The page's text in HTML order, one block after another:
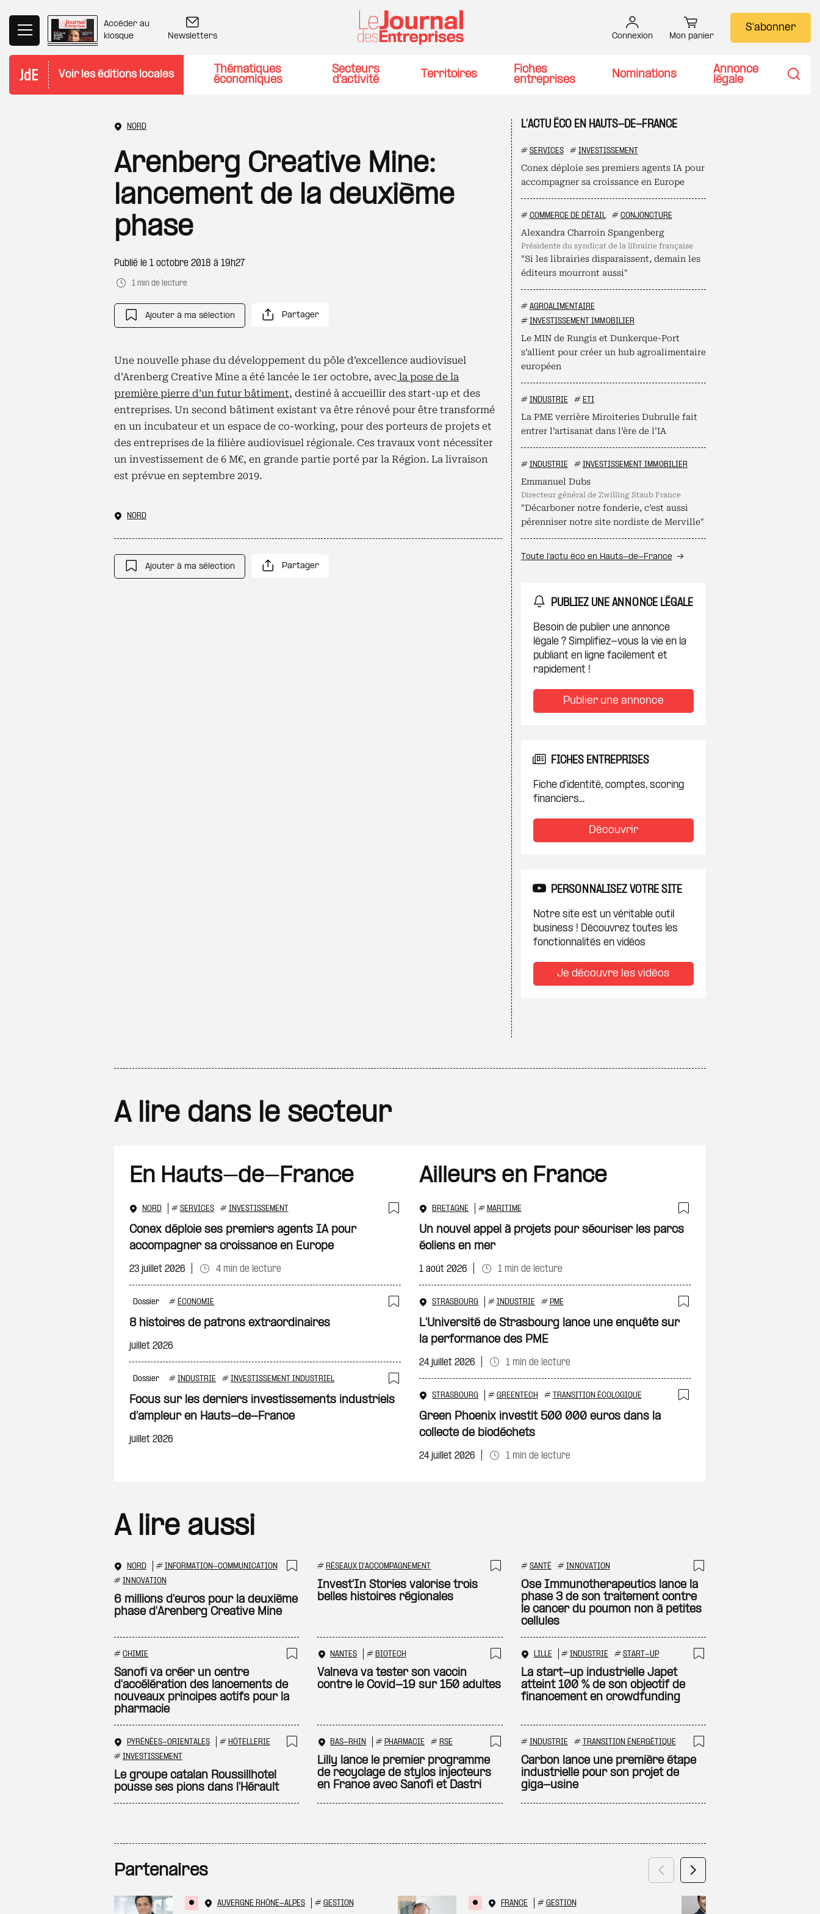
Accéder au
kiosque
Newsletters Connexion Mon panier
S'abonner
Voir les éditions locales
Thématiques
économiques
Secteurs
d'activité
Territoires
Fiches
entreprises
Nominations
Annonce
légale
NORD
Arenberg Creative Mine:
lancement de la deuxième
phase
Publié le 1 octobre 2018 à 19h27
1 min de lecture
Ajouter à ma sélection Partager
Une nouvelle phase du développement du pôle d’excellence audiovisuel
d’Arenberg Creative Mine a été lancée le 1er octobre, avec la pose de la
première pierre d’un futur bâtiment, destiné à accueillir des start-up et des
entreprises. Un second bâtiment existant va être rénové pour être transformé
en un incubateur et un espace de co-working, pour des porteurs de projets et
des entreprises de la filière audiovisuel régionale. Ces travaux vont nécessiter
un investissement de 6 M€, en grande partie porté par la Région. La livraison
est prévue en septembre 2019.
NORD
Ajouter à ma sélection Partager
L’ACTU ÉCO EN HAUTS-DE-FRANCE
# SERVICES # INVESTISSEMENT
Conex déploie ses premiers agents IA pour
accompagner sa croissance en Europe
# COMMERCE DE DÉTAIL # CONJONCTURE
Alexandra Charroin Spangenberg
présidente du syndicat de la librairie française
"Si les librairies disparaissent, demain les
éditeurs mourront aussi"
# AGROALIMENTAIRE
# INVESTISSEMENT IMMOBILIER
Le MIN de Rungis et Dunkerque-Port
s’allient pour créer un hub agroalimentaire
européen
# INDUSTRIE # ETI
La PME verrière Miroiteries Dubrulle fait
entrer l’artisanat dans l’ère de l’IA
# INDUSTRIE # INVESTISSEMENT IMMOBILIER
Emmanuel Dubs
directeur général de Zwilling Staub France
"Décarboner notre fonderie, c’est aussi
pérenniser notre site nordiste de Merville"
Toute l’actu éco en Hauts-de-France
PUBLIEZ UNE ANNONCE LÉGALE
Besoin de publier une annonce
légale ? Simplifiez-vous la vie en la
publiant en ligne facilement et
rapidement !
Publier une annonce
FICHES ENTREPRISES
Fiche d'identité, comptes, scoring
financiers...
Découvrir
PERSONNALISEZ VOTRE SITE
Notre site est un véritable outil
business ! Découvrez toutes les
fonctionnalités en vidéos
Je découvre les vidéos
A lire dans le secteur
En Hauts-de-France
NORD # SERVICES # INVESTISSEMENT
Ajouter à ma sélection
Conex déploie ses premiers agents IA pour
accompagner sa croissance en Europe
23 juillet 2026 4 min de lecture
Dossier # ÉCONOMIE
Ajouter à ma sélection
8 histoires de patrons extraordinaires
juillet 2026
Dossier # INDUSTRIE # INVESTISSEMENT INDUSTRIEL
Ajouter à ma sélection
Focus sur les derniers investissements industriels
d'ampleur en Hauts-de-France
juillet 2026
Ailleurs en France
BRETAGNE # MARITIME
Ajouter à ma
Un nouvel appel à projets pour sécuriser les parcs
éoliens en mer
1 août 2026 1 min de lecture
STRASBOURG # INDUSTRIE # PME
Ajouter à ma
L'Université de Strasbourg lance une enquête sur
la performance des PME
24 juillet 2026 1 min de lecture
STRASBOURG # GREENTECH # TRANSITION ÉCOLOGIQUE
Green Phoenix investit 500 000 euros dans la
collecte de biodéchets
24 juillet 2026 1 min de lecture
A lire aussi
NORD # INFORMATION-COMMUNICATION
# INNOVATION Ajouter à ma sélection
6 millions d'euros pour la deuxième
phase d'Arenberg Creative Mine
#RÉSEAUX D'ACCOMPAGNEMENT
Ajouter à ma sélection
Invest'In Stories valorise trois
belles histoires régionales
# SANTÉ # INNOVATION
Ajouter à ma
Ose Immunotherapeutics lance la
phase 3 de son traitement contre
le cancer du poumon non à petites
cellules
# CHIMIE
Ajouter à ma sélection
Sanofi va créer un centre
d’accélération des lancements de
nouveaux principes actifs pour la
pharmacie
NANTES # BIOTECH
Ajouter à ma sélection
Valneva va tester son vaccin
contre le Covid-19 sur 150 adultes
LILLE #INDUSTRIE #START-UP
La start-up industrielle Japet
atteint 100 % de son objectif de
financement en crowdfunding
PYRÉNÉES-ORIENTALES # HÔTELLERIE
# INVESTISSEMENT Ajouter à ma sélection
Le groupe catalan Roussillhotel
pousse ses pions dans l'Hérault
BAS-RHIN # PHARMACIE # RSE
Ajouter à ma sélection
Lilly lance le premier programme
de recyclage de stylos injecteurs
en France avec Sanofi et Dastri
# INDUSTRIE # TRANSITION ÉNERGÉTIQUE
Ajouter à ma
Carbon lance une première étape
industrielle pour son projet de
giga-usine
Partenaires
AUVERGNE RHÔNE-ALPES # GESTION FRANCE # GESTION Précédent
Suivant